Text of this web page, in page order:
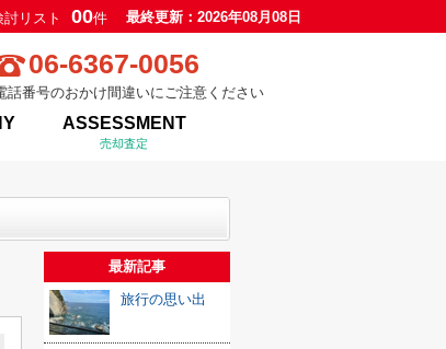
討リスト 00件 最終更新：2026年08月08日
06-6367-0056
話番号のおかけ間違いにご注意ください
ASSESSMENT
売却査定
最新記事
旅行の思い出